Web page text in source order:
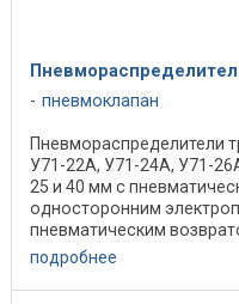
пневмоклапан
Пневмораспределители
У71-22А, У71-24А, У71-
25 и 40 мм с
односторонним
пневматическим
подробнее